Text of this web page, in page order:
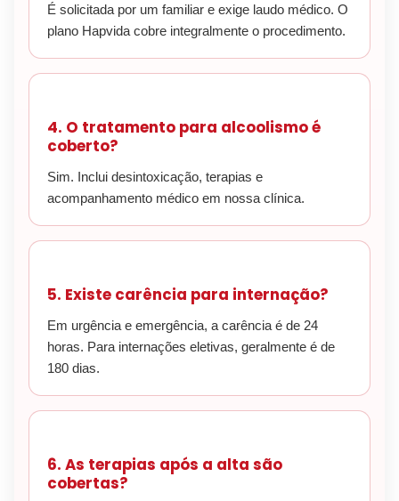
É solicitada por um familiar e exige laudo médico. O
plano Hapvida cobre integralmente o procedimento.
4. O tratamento para alcoolismo é
coberto?
Sim. Inclui desintoxicação, terapias e
acompanhamento médico em nossa clínica.
5. Existe carência para internação?
Em urgência e emergência, a carência é de 24
horas. Para internações eletivas, geralmente é de
180 dias.
6. As terapias após a alta são
cobertas?